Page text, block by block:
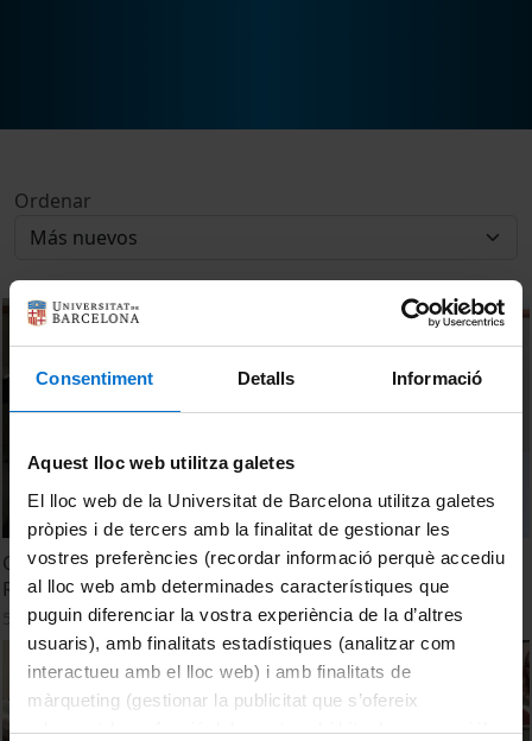
Consentiment Detalls Informació
Aquest lloc web utilitza galetes
El lloc web de la Universitat de Barcelona utilitza galetes
pròpies i de tercers amb la finalitat de gestionar les
vostres preferències (recordar informació perquè accediu
al lloc web amb determinades característiques que
puguin diferenciar la vostra experiència de la d’altres
usuaris), amb finalitats estadístiques (analitzar com
interactueu amb el lloc web) i amb finalitats de
màrqueting (gestionar la publicitat que s’ofereix
adequant-la en funció dels vostres hàbits de navegació).
Ordenar
Converses Feedwork: 1B. Discapacitat i Món Laboral:
Responsabilitat en Valors
5 Mayo, 2015